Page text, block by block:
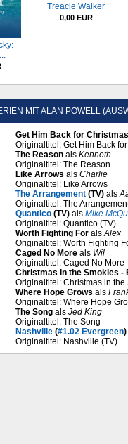
Treacle Walker
0,00 EUR
MIT ALAN POWELL
Get Him Back for Christmas
Originaltitel: Get Him Back
The Reason als Kenneth
Originaltitel: The Reason
Like Arrows als Charlie
Originaltitel: Like Arrows
The Arrangement (TV) als
Originaltitel: The
Quantico (TV) als Mike
Originaltitel: Quantico (TV)
Worth Fighting For alsAlex
Originaltitel: Worth Fighting
Caged No More als Wil
Originaltitel: Caged No More
Christmas in the Smokies -
Originaltitel: Christmas in the
Where Hope Grows als
Originaltitel: Where Hope
The Song als Jed King
Originaltitel: The Song
Nashville (#1.02 Evergreen)
Originaltitel: Nashville (TV)